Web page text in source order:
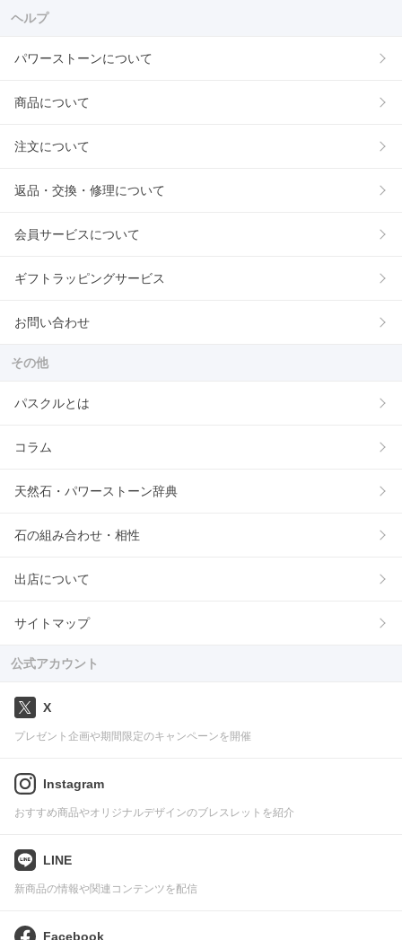
ヘルプ
パワーストーンについて
商品について
注文について
返品・交換・修理について
会員サービスについて
ギフトラッピングサービス
お問い合わせ
その他
パスクルとは
コラム
天然石・パワーストーン辞典
石の組み合わせ・相性
出店について
サイトマップ
公式アカウント
X
プレゼント企画や期間限定のキャンペーンを開催
Instagram
おすすめ商品やオリジナルデザインのブレスレットを紹介
LINE
新商品の情報や関連コンテンツを配信
Facebook